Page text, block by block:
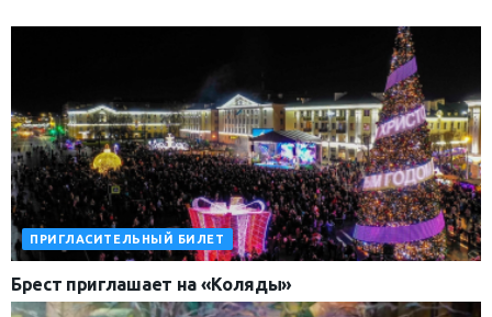
ПРИГЛАСИТЕЛЬНЫЙ БИЛЕТ
Брест приглашает на «Коляды»